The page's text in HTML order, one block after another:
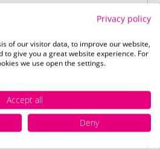
goedkeuring
een gratis
starten wij direct
Privacy policy
of our visitor data, to improve our website,
to give you a great website experience. For
we use open the settings.
Accept all
Deny